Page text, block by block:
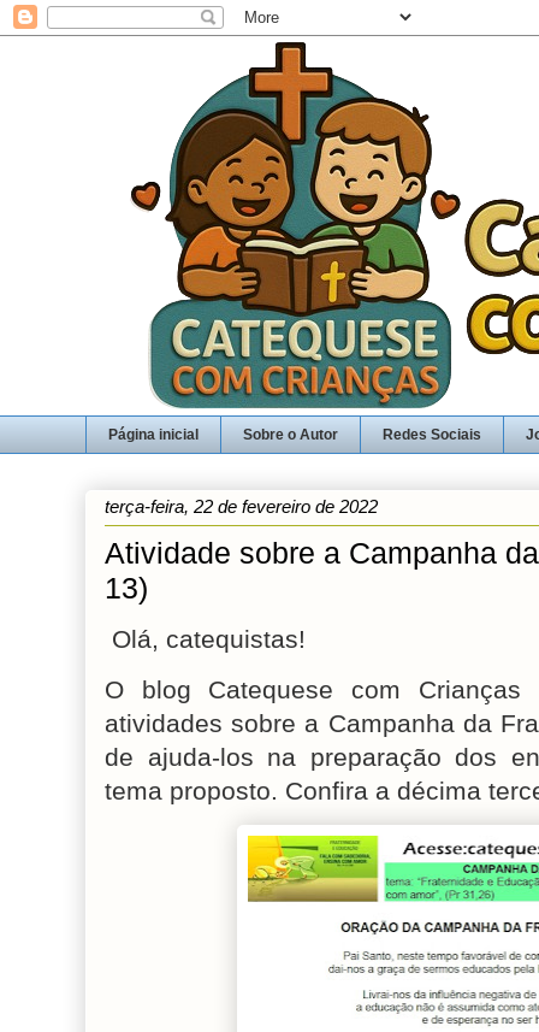
Página inicial Sobre o Autor Redes Sociais
terça-feira, 22 de fevereiro de 2022
Atividade sobre a Campanha
13)
Olá, catequistas!
O blog Catequese com Crianças
atividades sobre a Campanha da
de ajuda-los na preparação dos
tema proposto. Confira a décima